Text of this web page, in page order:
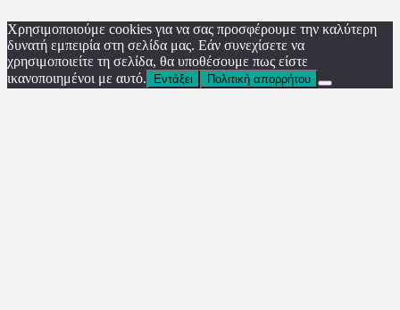
Χρησιμοποιούμε cookies για να σας προσφέρουμε την καλύτερη
δυνατή εμπειρία στη σελίδα μας. Εάν συνεχίσετε να
χρησιμοποιείτε τη σελίδα, θα υποθέσουμε πως είστε
ικανοποιημένοι με αυτό.
Εντάξει Πολιτική απορρήτου